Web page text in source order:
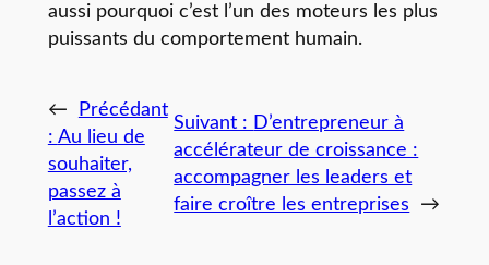
aussi pourquoi c’est l’un des moteurs les plus
puissants du comportement humain.
←
Précédant
: Au lieu de
souhaiter,
passez à
l’action !
Suivant : D’entrepreneur à
accélérateur de croissance :
accompagner les leaders et
faire croître les entreprises
→